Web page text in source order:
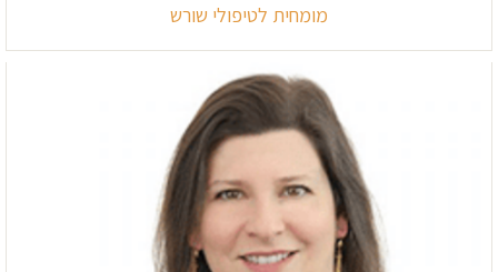
מומחית לטיפולי שורש